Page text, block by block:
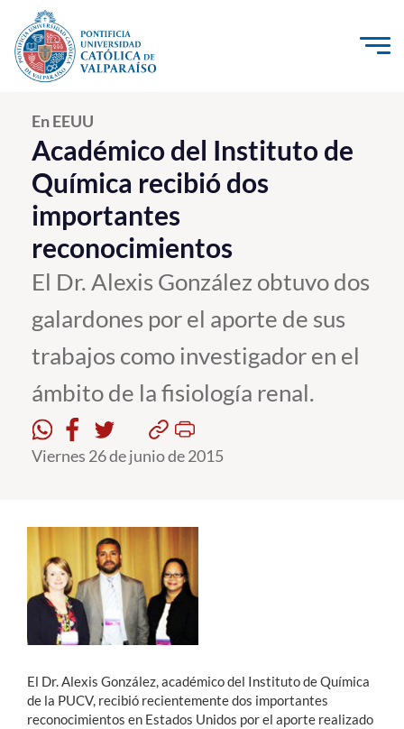
Click acá para ir directamente al contenido
La Universidad
Investigación, Creación e Innovación
PUCV Internacional
Vinculación con el Medio
Admisión
Pregrado
Postgrado
Formación Continua
Estudiantes
Alumni
English
En EEUU
Académico del Instituto de
Química recibió dos
importantes
reconocimientos
El Dr. Alexis González obtuvo dos
galardones por el aporte de sus
trabajos como investigador en el
ámbito de la fisiología renal.
Viernes 26 de junio de 2015
El Dr. Alexis González, académico del Instituto de Química
de la PUCV, recibió recientemente dos importantes
reconocimientos en Estados Unidos por el aporte realizado